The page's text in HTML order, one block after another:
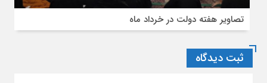
تصاویر هفته دولت در خرداد ماه
ثبت دیدگاه